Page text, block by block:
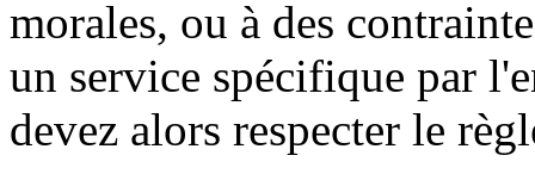
morales, ou à des
un service spécifique par
devez alors respecter le